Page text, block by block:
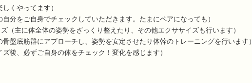
くやってます）
分をご自身でチェックしていただきます。たまにペアになっても）
（主に体全体の姿勢をざっくり整えたり、その他エクササイズも行います）
骨盤底筋群にアプローチし、姿勢を安定させたり体幹のトレーニングを行います）
後、必ずご自身の体をチェック！変化を感じます）